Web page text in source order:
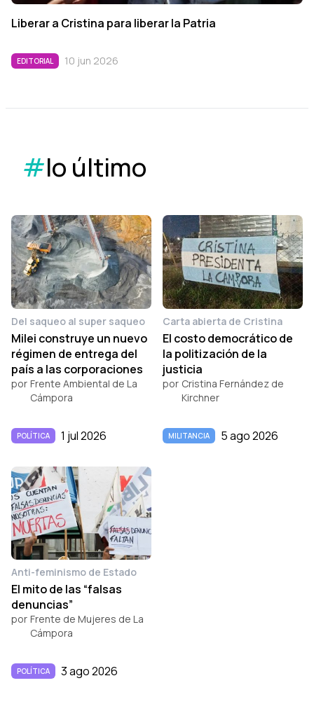
Liberar a Cristina para liberar la Patria
EDITORIAL 10 jun 2026
#lo último
Del saqueo al super saqueo
Milei construye un nuevo
régimen de entrega del
país a las corporaciones
por Frente Ambiental de La
Cámpora
POLÍTICA 1 jul 2026
Carta abierta de Cristina
El costo democrático de
la politización de la
justicia
por Cristina Fernández de
Kirchner
MILITANCIA 5 ago 2026
Anti-feminismo de Estado
El mito de las “falsas
denuncias”
por Frente de Mujeres de La
Cámpora
POLÍTICA 3 ago 2026